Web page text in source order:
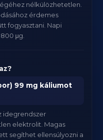
nélkülözhetetlen.
érdemes
fogyasztani. Napi
μg.
99 mg káliumot
idegrendszer
elektrolit. Magas
segíthet ellensúlyozni a